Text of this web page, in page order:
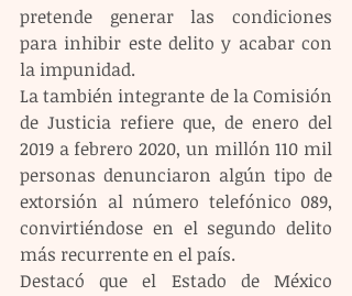
pretende generar las condiciones
para inhibir este delito y acabar con
la impunidad.
La también integrante de la Comisión
de Justicia refiere que, de enero del
2019 a febrero 2020, un millón 110 mil
personas denunciaron algún tipo de
extorsión al número telefónico 089,
convirtiéndose en el segundo delito
más recurrente en el país.
Destacó que el Estado de México